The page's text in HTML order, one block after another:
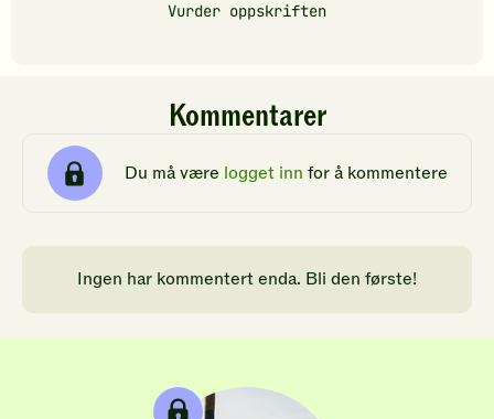
Vurder oppskriften
Kommentarer
Du må være logget inn for å kommentere
Ingen har kommentert enda. Bli den første!